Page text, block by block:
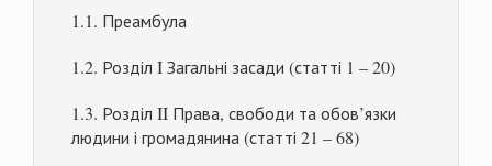
1.1. Преамбула
1.2. Розділ I Загальні засади (статті 1 – 20)
1.3. Розділ II Права, свободи та обов’язки
людини і громадянина (статті 21 – 68)